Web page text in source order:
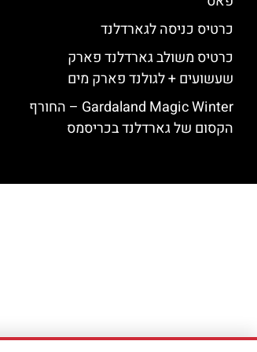
כרטיס כניסה לגארדלנד
כרטיס משולב גארדלנד פארק
שעשועים + לגולנד פארק מים
Gardaland Magic Winter – החורף
הקסום של גארדלנד בכריסמס